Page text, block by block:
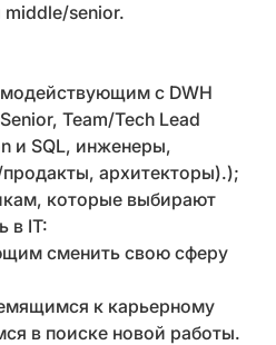
middle/senior.
с DWH
Team/Tech Lead
и SQL, инженеры,
архитекторы).);
которые выбирают
в IT:
сменить свою сферу
к карьерному
в поиске новой работы.